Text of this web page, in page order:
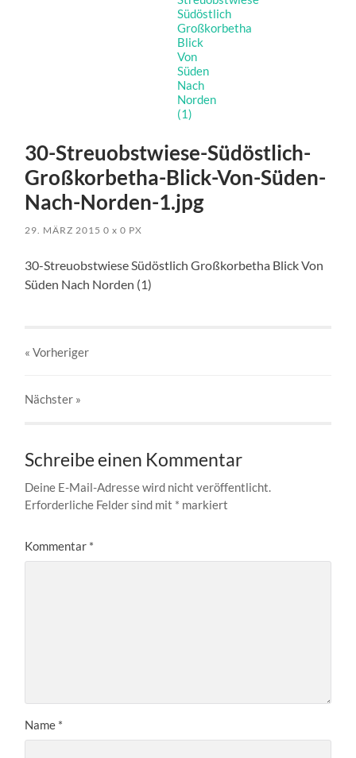
30-Streuobstwiese-Südöstlich-
Großkorbetha-Blick-Von-Süden-
Nach-Norden-1.jpg
29. MÄRZ 2015 0x 0 PX
30-Streuobstwiese Südöstlich Großkorbetha Blick Von
Süden Nach Norden (1)
« Vorheriger
Nächster »
Schreibe einen Kommentar
Deine E-Mail-Adresse wird nicht veröffentlicht.
Erforderliche Felder sind mit * markiert
Kommentar *
Name *